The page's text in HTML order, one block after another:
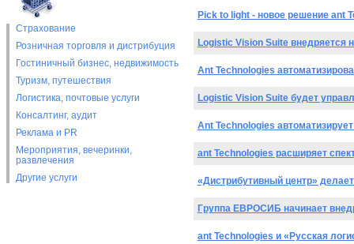
Страхование
Розничная торговля и дистрибуция
Гостиничный бизнес, недвижимость
Туризм, путешествия
Логистика, почтовые услуги
Консалтинг, аудит
Реклама и PR
Мероприятия, вечеринки,
развлечения
Другие услуги
Pick to light - новое решение ant
Logistic Vision Suite внедряется
Ant Technologies
Logistic Vision Suite будет
Ant Technologies
ant Technologies расширяет
«Дистрибутивный центр»
Группа ЕВРОСИБ начинает
ant Technologies и «Русская